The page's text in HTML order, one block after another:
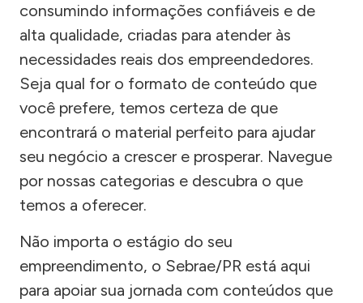
consumindo informações confiáveis e de
alta qualidade, criadas para atender às
necessidades reais dos empreendedores.
Seja qual for o formato de conteúdo que
você prefere, temos certeza de que
encontrará o material perfeito para ajudar
seu negócio a crescer e prosperar. Navegue
por nossas categorias e descubra o que
temos a oferecer.
Não importa o estágio do seu
empreendimento, o Sebrae/PR está aqui
para apoiar sua jornada com conteúdos que